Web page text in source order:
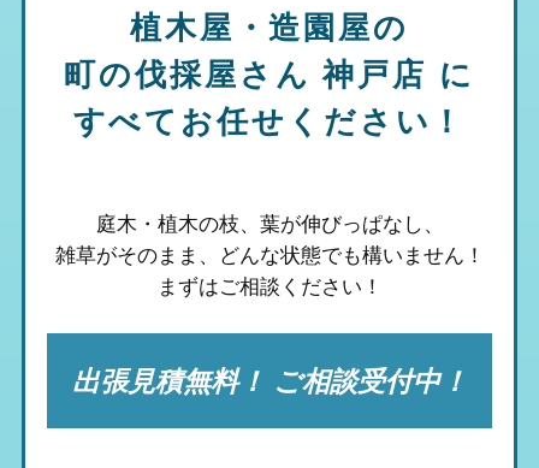
植木屋・造園屋の
町の伐採屋さん 神戸店 に
すべてお任せください！
庭木・植木の枝、葉が伸びっぱなし、
雑草がそのまま、 どんな状態でも構いません！
まずはご相談ください！
出張見積無料！ ご相談受付中！